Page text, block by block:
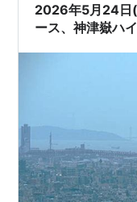
2026年5月24日
ース、神津嶽ハ